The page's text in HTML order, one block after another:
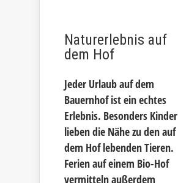
Naturerlebnis auf
dem Hof
Jeder Urlaub auf dem
Bauernhof ist ein echtes
Erlebnis. Besonders Kinder
lieben die Nähe zu den auf
dem Hof lebenden Tieren.
Ferien auf einem Bio-Hof
vermitteln außerdem